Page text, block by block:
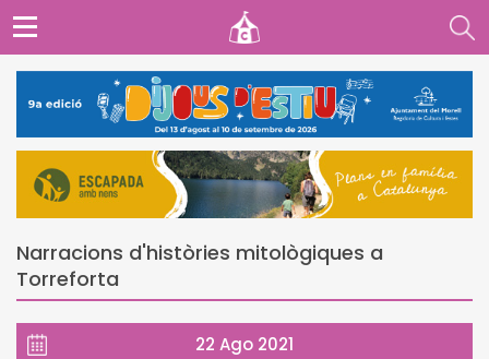
Narracions d'històries mitològiques a
Torreforta
22 Ago 2021